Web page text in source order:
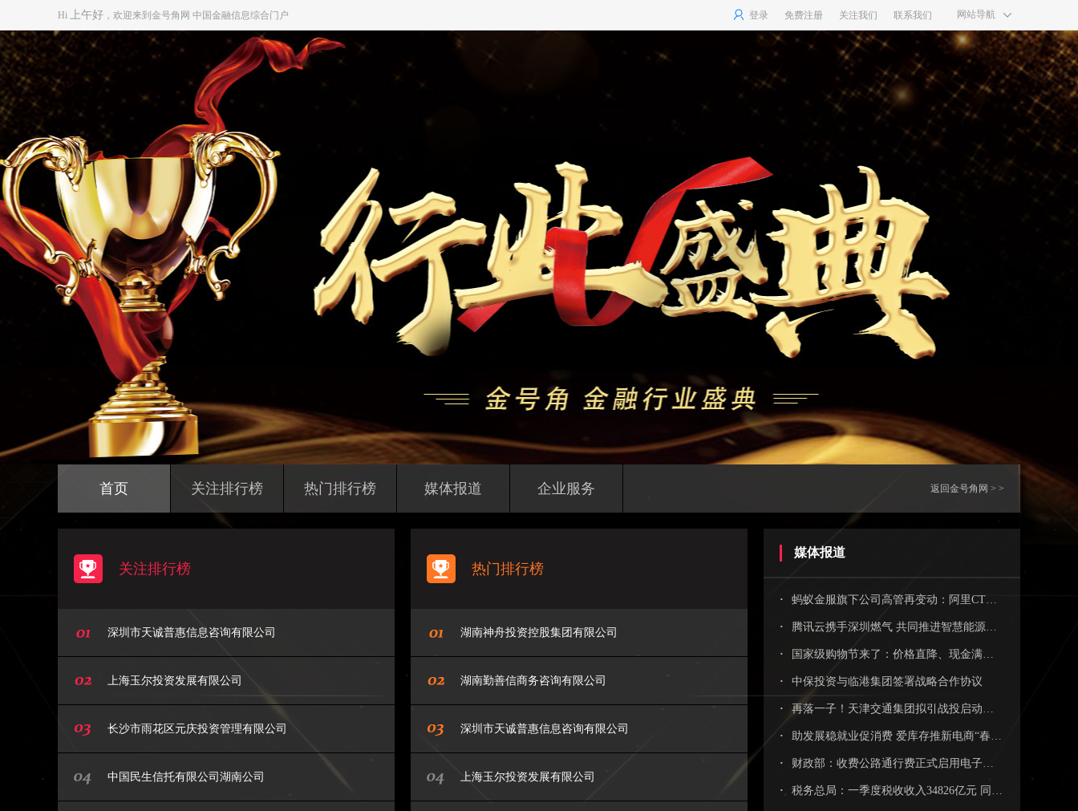
Hi 上午好 ，欢迎来到金号角网 中国金融信息综合门户 登录 免费注册 关注我们 联系我们 网站导航
首页 关注排行榜 热门排行榜 媒体报道 企业服务 返回金号角网 > >
关注排行榜
深圳市天诚普惠信息咨询有限公司
上海玉尔投资发展有限公司
长沙市雨花区元庆投资管理有限公司
中国民生信托有限公司湖南公司
热门排行榜
湖南神舟投资控股集团有限公司
湖南勤善信商务咨询有限公司
深圳市天诚普惠信息咨询有限公司
上海玉尔投资发展有限公司
媒体报道
· 蚂蚁金服旗下公司高管再变动：阿里CTO程立卸任执行董事
· 腾讯云携手深圳燃气 共同推进智慧能源基础设施建设
· 国家级购物节来了：价格直降、现金满减、“券”抵消费
· 中保投资与临港集团签署战略合作协议
· 再落一子！天津交通集团拟引战投启动混改
· 助发展稳就业促消费 爱库存推新电商“春风计划”
· 财政部：收费公路通行费正式启用电子票据
· 税务总局：一季度税收收入34826亿元 同比降16.4%